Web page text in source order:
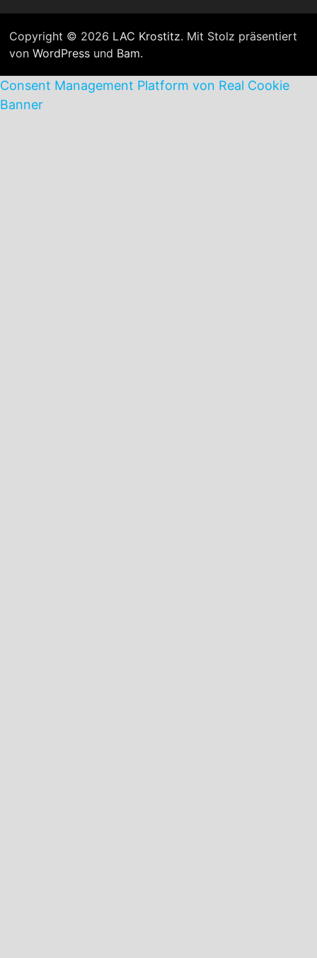
Copyright © 2026 LAC Krostitz. Mit Stolz präsentiert
von WordPressund Bam.
Consent Management Platform von Real Cookie
Banner